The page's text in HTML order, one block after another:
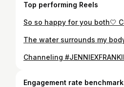
Top performing Reels
Engagement rate benchmark